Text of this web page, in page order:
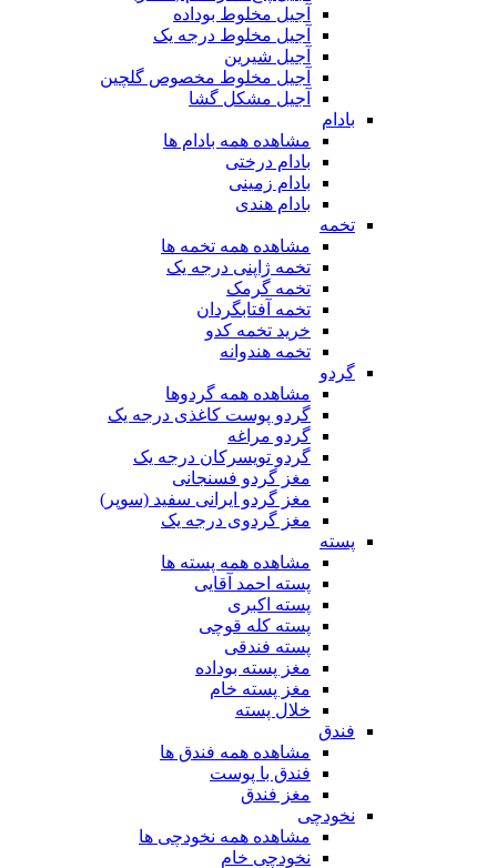
آجیل مخلوط بوداده
آجیل مخلوط درجه یک
آجیل شیرین
آجیل مخلوط مخصوص گلچین
آجیل مشکل گشا
بادام
مشاهده همه بادام ها
بادام درختی
بادام زمینی
بادام هندی
تخمه
مشاهده همه تخمه ها
تخمه ژاپنی درجه یک
تخمه گرمک
تخمه آفتابگردان
خرید تخمه کدو
تخمه هندوانه
گردو
مشاهده همه گردوها
گردو پوست کاغذی درجه یک
گردو مراغه
گردو تویسرکان درجه یک
مغز گردو فسنجانی
مغز گردو ایرانی سفید (سوپر)
مغز گردوی درجه یک
پسته
مشاهده همه پسته ها
پسته احمد آقایی
پسته اکبری
پسته کله قوچی
پسته فندقی
مغز پسته بوداده
مغز پسته خام
خلال پسته
فندق
مشاهده همه فندق ها
فندق با پوست
مغز فندق
نخودچی
مشاهده همه نخودچی ها
نخودچی خام